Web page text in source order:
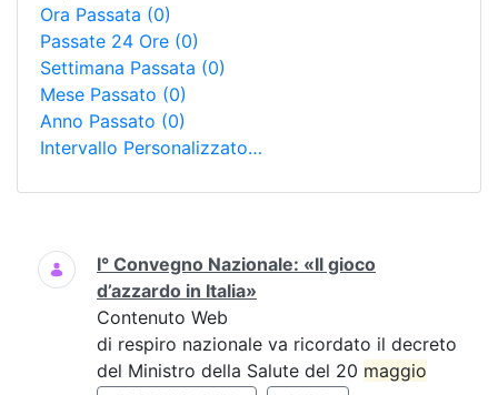
Ora Passata (0)
Passate 24 Ore (0)
Settimana Passata (0)
Mese Passato (0)
Anno Passato (0)
Intervallo Personalizzato…
Ricerca
I° Convegno Nazionale: «Il gioco
d’azzardo in Italia»
Contenuto Web
di respiro nazionale va ricordato il decreto
del Ministro della Salute del 20 maggio